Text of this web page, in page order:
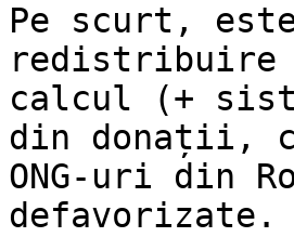
Pe scurt,
redistribuire
calcul (+
din donații,
ONG-uri din
defavorizate.